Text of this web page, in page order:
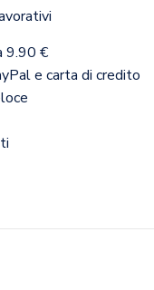
9.90 €
e carta di credito